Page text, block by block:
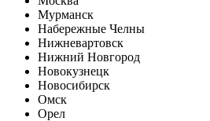
Мурманск
Набережные Челны
Нижневартовск
Нижний Новгород
Новокузнецк
Новосибирск
Омск
Орел